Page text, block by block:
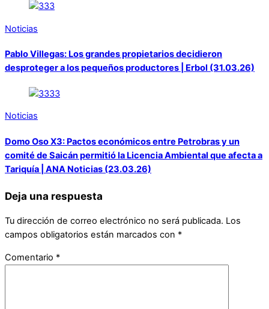
Noticias
Pablo Villegas: Los grandes propietarios decidieron
desproteger a los pequeños productores | Erbol (31.03.26)
Noticias
Domo Oso X3: Pactos económicos entre Petrobras y un
comité de Saicán permitió la Licencia Ambiental que afecta a
Tariquía | ANA Noticias (23.03.26)
Deja una respuesta
Tu dirección de correo electrónico no será publicada. Los
campos obligatorios están marcados con *
Comentario *